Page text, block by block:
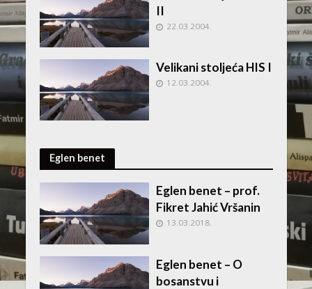
II
22.03.2004.
Velikani stoljeća HIS I
12.03.2004.
Eglen benet
Eglen benet – prof.
Fikret Jahić Vršanin
13.03.2018.
Eglen benet – O
bosanstvu i